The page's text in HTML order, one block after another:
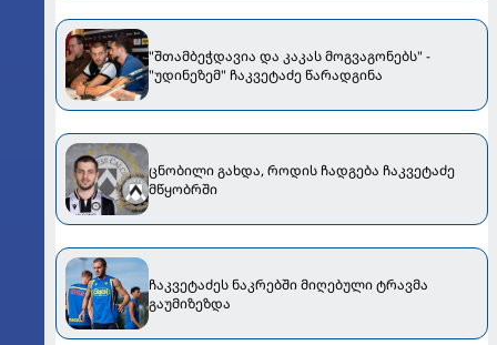
"შთამბეჭდავია და კაკას მოგვაგონებს" -
"უდინეზემ" ჩაკვეტაძე წარადგინა
ცნობილი გახდა, როდის ჩადგება ჩაკვეტაძე
მწყობრში
ჩაკვეტაძეს ნაკრებში მიღებული ტრავმა
გაუმიზეზდა